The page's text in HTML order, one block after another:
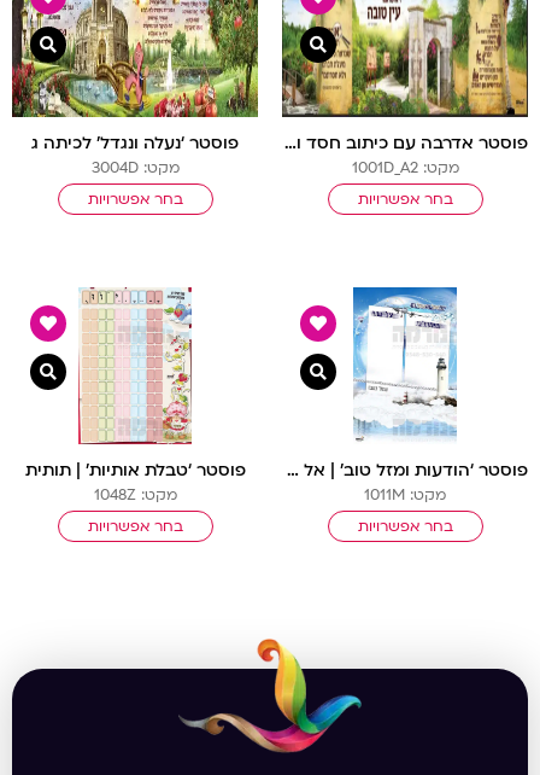
פוסטר אדרבה עם כיתוב חסד וכני ציור א’ מודגשת – בנות
מקט: 1001D_A2
בחר אפשרויות
צפייה מהירה
פוסטר ‘נעלה ונגדל’ לכיתה ג
מקט: 3004D
בחר אפשרויות
פוסטר ‘הודעות ומזל טוב’ | אל עול מצוות
מקט: 1011M
בחר אפשרויות
פוסטר ‘טבלת אותיות’ | תותית
מקט: 1048Z
בחר אפשרויות